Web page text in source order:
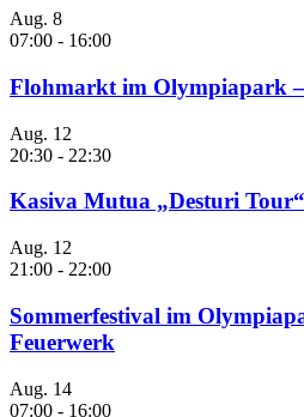
Aug. 8
07:00 - 16:00
Flohmarkt im Olympiapark –
Aug. 12
20:30 - 22:30
Kasiva Mutua „Desturi Tour“
Aug. 12
21:00 - 22:00
Sommerfestival im
Feuerwerk
Aug. 14
07:00 - 16:00